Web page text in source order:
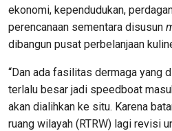
ekonomi, kependudukan,
perencanaan sementara disusun
dibangun pusat perbelanjaan
“Dan ada fasilitas dermaga yang
terlalu besar jadi speedboat
akan dialihkan ke situ. Karena
ruang wilayah (RTRW) lagi revisi